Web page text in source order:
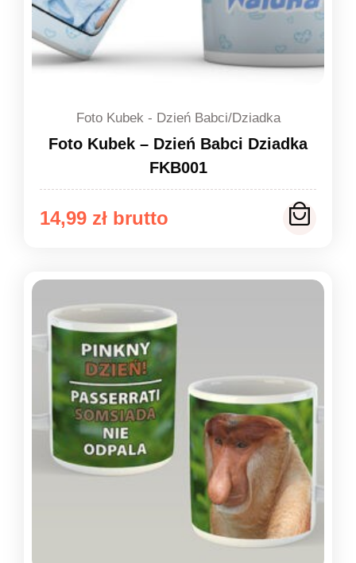
Foto Kubek - Dzień Babci/Dziadka
Foto Kubek – Dzień Babci Dziadka
FKB001
14,99 zł